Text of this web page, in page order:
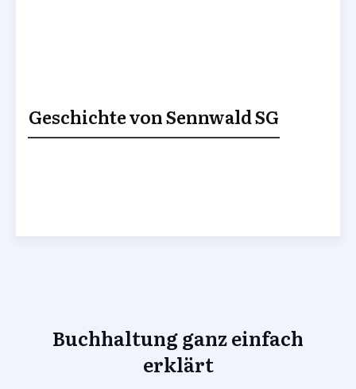
Geschichte von Sennwald SG
Buchhaltung ganz einfach
erklärt